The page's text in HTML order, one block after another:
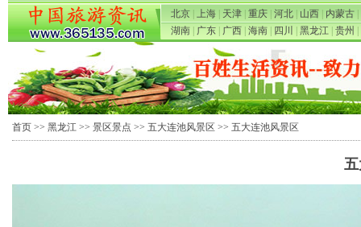
北京 上海 天津 重庆 河北 山西 内蒙古
湖南
广东 广西 海南 四川 黑龙江 贵州
首页 >> 黑龙江 >> 景区景点 >> 五大连池风景区 >> 五大连池风景区